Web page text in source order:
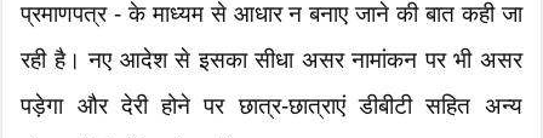
प्रमाणपत्र - के माध्यम से आधार न बनाए जाने की बात कही जा
रही है। नए आदेश से इसका सीधा असर नामांकन पर भी असर
पड़ेगा और देरी होने पर छात्र-छात्राएं डीबीटी सहित अन्य